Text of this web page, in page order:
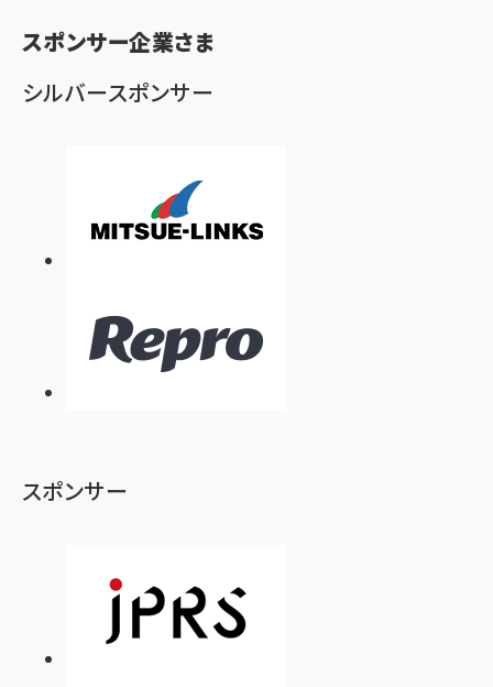
く
ず
スポンサー企業さま
シルバースポンサー
スポンサー